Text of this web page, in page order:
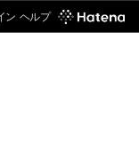
ン ヘルプ